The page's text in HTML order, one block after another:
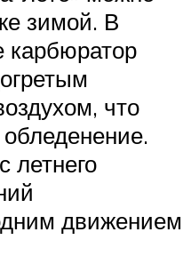
зимой. В
что
летнего
движением